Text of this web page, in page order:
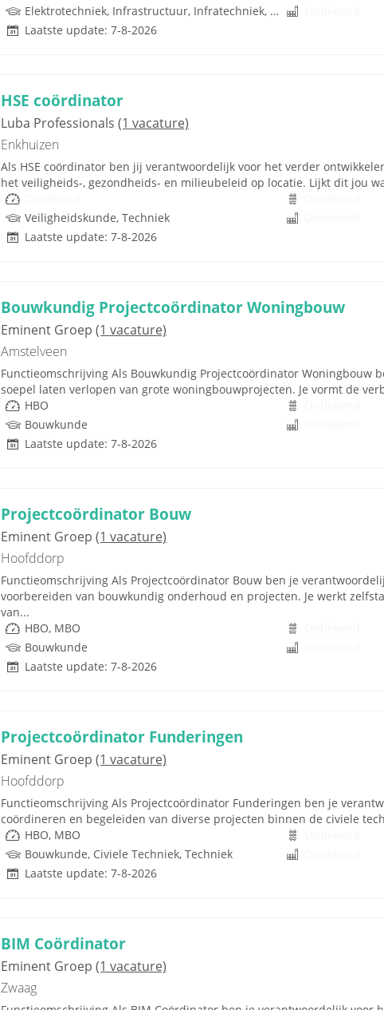
Elektrotechniek, Infrastructuur, Infratechniek, Infra, MVK, Rijbewijs
Laatste update: 7-8-2026
HSE coördinator
Luba Professionals (1 vacature)
Enkhuizen
Als HSE coördinator ben jij verantwoordelijk voor het verder
het veiligheids-, gezondheids- en milieubeleid op locatie. Lijkt dit jou
Veiligheidskunde, Techniek
Laatste update: 7-8-2026
Bouwkundig Projectcoördinator Woningbouw
Eminent Groep (1 vacature)
Amstelveen
Functieomschrijving Als Bouwkundig Projectcoördinator Woningbouw
soepel laten verlopen van grote woningbouwprojecten. Je vormt de
HBO
Bouwkunde
Laatste update: 7-8-2026
Projectcoördinator Bouw
Eminent Groep (1 vacature)
Hoofddorp
Functieomschrijving Als Projectcoördinator Bouw ben je
voorbereiden van bouwkundig onderhoud en projecten. Je werkt
van...
HBO, MBO
Bouwkunde
Laatste update: 7-8-2026
Projectcoördinator Funderingen
Eminent Groep (1 vacature)
Hoofddorp
Functieomschrijving Als Projectcoördinator Funderingen ben je
coördineren en begeleiden van diverse projecten binnen de civiele
HBO, MBO
Bouwkunde, Civiele Techniek, Techniek
Laatste update: 7-8-2026
BIM Coördinator
Eminent Groep (1 vacature)
Zwaag